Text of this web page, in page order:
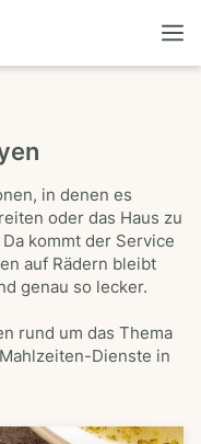
in denen es
oder das Haus zu
kommt der Service
auf Rädern bleibt
genau so lecker.
rund um das Thema
Dienste in